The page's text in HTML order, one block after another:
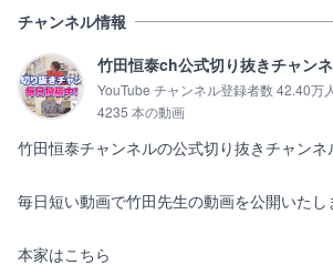
チャンネル情報
竹田恒泰ch公式切り抜きチャン
YouTube チャンネル登録者数 42.40万人
4235 本の動画
竹田恒泰チャンネルの公式切り抜きチャンネ
毎日短い動画で竹田先生の動画を公開いたし
本家はこちら